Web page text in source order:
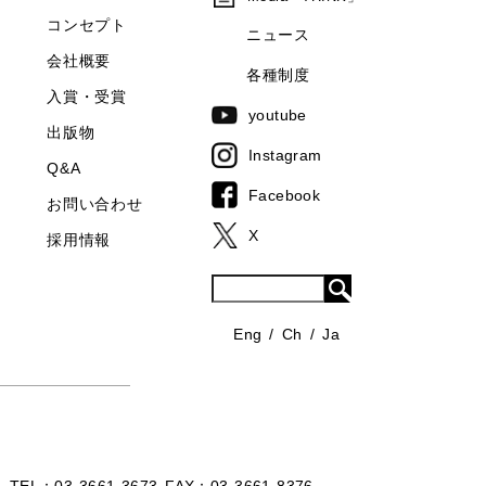
コンセプト
会社概要
入賞・受賞
出版物
Q&A
お問い合わせ
採用情報
ニュース
各種制度
youtube
Instagram
Facebook
X
Eng Ch Ja